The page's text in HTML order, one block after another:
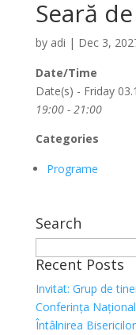
Seară
by adi | Dec 3,
Date/Time
Date(s) - Friday
19:00 - 21:00
Categories
Programe
Search
for:
Recent Posts
Invitat: Grup de
Conferința
Întâlnirea